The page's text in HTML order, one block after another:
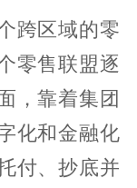
跨区域的零
零售联盟逐
，靠着集团
化和金融化
付、抄底并